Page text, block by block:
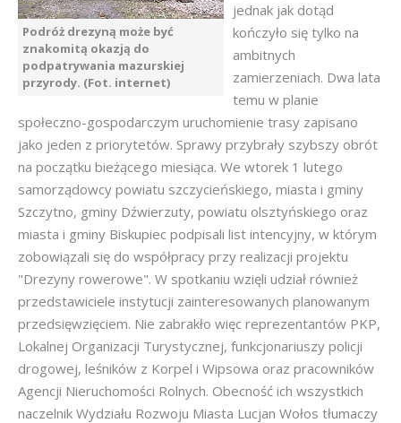
Podróż drezyną może być
znakomitą okazją do
podpatrywania mazurskiej
przyrody. (Fot. internet)
jednak jak dotąd
kończyło się tylko na
ambitnych
zamierzeniach. Dwa lata
temu w planie
społeczno-gospodarczym uruchomienie trasy zapisano
jako jeden z priorytetów. Sprawy przybrały szybszy obrót
na początku bieżącego miesiąca. We wtorek 1 lutego
samorządowcy powiatu szczycieńskiego, miasta i gminy
Szczytno, gminy Dźwierzuty, powiatu olsztyńskiego oraz
miasta i gminy Biskupiec podpisali list intencyjny, w którym
zobowiązali się do współpracy przy realizacji projektu
"Drezyny rowerowe". W spotkaniu wzięli udział również
przedstawiciele instytucji zainteresowanych planowanym
przedsięwzięciem. Nie zabrakło więc reprezentantów PKP,
Lokalnej Organizacji Turystycznej, funkcjonariuszy policji
drogowej, leśników z Korpel i Wipsowa oraz pracowników
Agencji Nieruchomości Rolnych. Obecność ich wszystkich
naczelnik Wydziału Rozwoju Miasta Lucjan Wołos tłumaczy